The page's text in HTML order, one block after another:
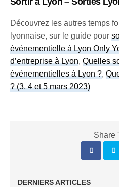
Découvrez les autres temps
lyonnaise, sur le guide pour
événementielle à Lyon Only
d’entreprise à Lyon,Quelles
événementielles à Lyon ?,
? (3, 4 et 5 mars 2023)
Share
DERNIERS ARTICLES